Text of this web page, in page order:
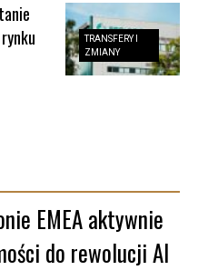
TRANSFERY I
ZMIANY
EMEA aktywnie
do rewolucji AI